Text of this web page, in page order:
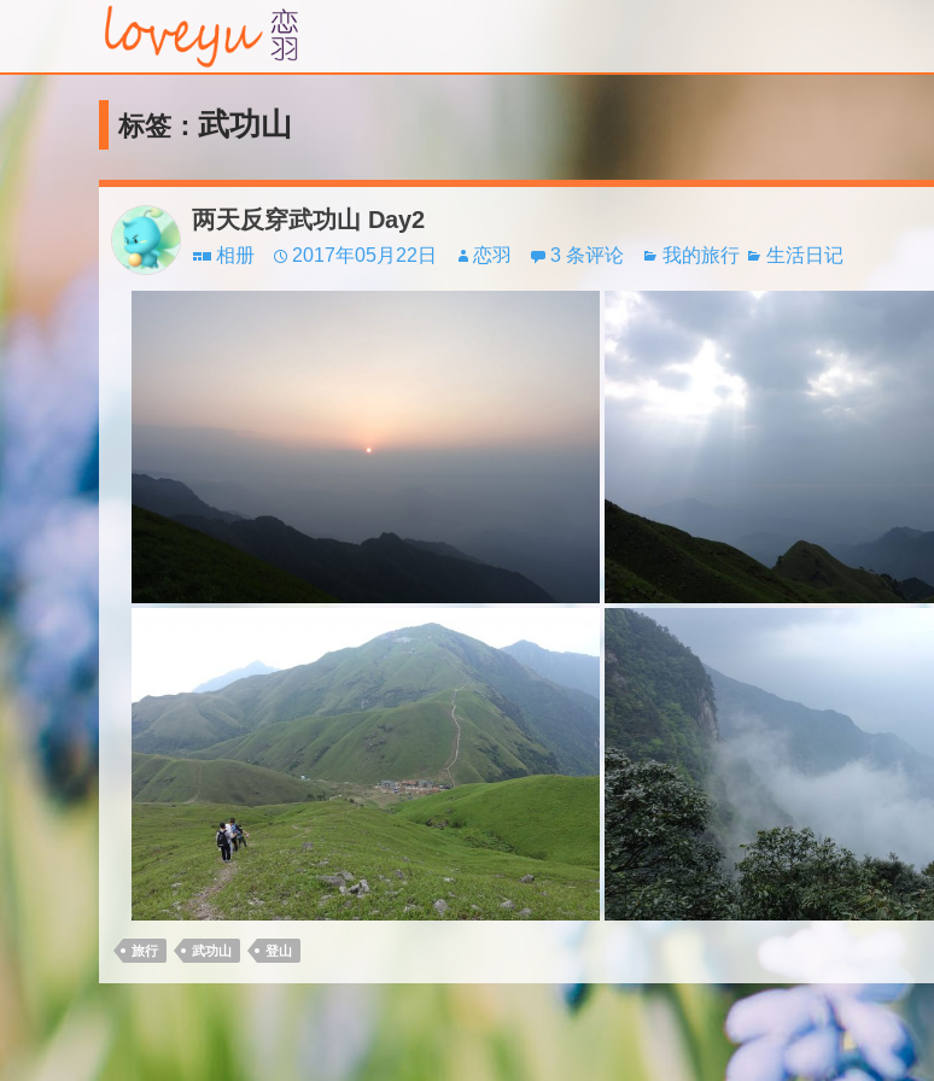
标签： 武功山
两天反穿武功山 Day2
相册 2017年05月22日 恋羽 3 条评论 我的旅行 生活日记
旅行 武功山 登山